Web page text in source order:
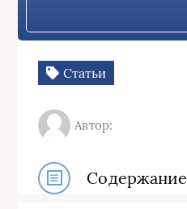
Статьи
Автор:
Содержание